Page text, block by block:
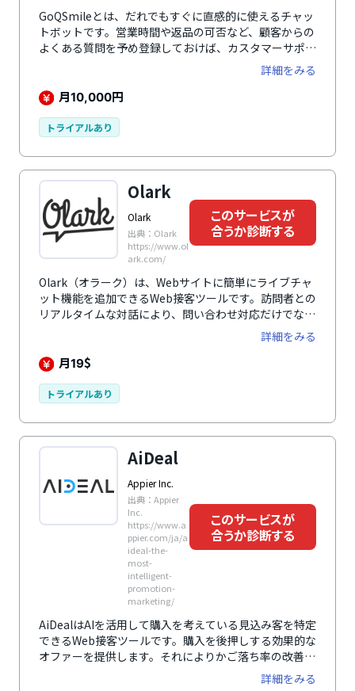
GoQSmileとは、だれでもすぐに直感的に使えるチャッ
トボットです。営業時間や返品の可否など、顧客からの
よくある質問を予め登録しておけば、カスタマーサポー
トが24時間365日可能になります。ECサイトに設置す
れば接客ツールとして活用できるのも特徴です。ユーザ
ーの好みなどをヒアリングしながらおすすめ商品を紹介
も対応しており、すぐに知りたい情報が見つかる社内マ
回答できなかった質問を確認して新たに回答を登録した
り、登録済みの回答を改善すればチャットボットを更に
賢くできます。そのほか類義語・単語登録機能や応答正
答率がわかるダッシュボードなど、便利な機能を多数搭
載しています。
詳細をみる
月10,000円
トライアルあり
Olark
Olark
出典：Olark
https://www.ol
ark.com/
このサービスが
合うか診断する
Olark（オラーク）は、Webサイトに簡単にライブチャ
ット機能を追加できるWeb接客ツールです。訪問者との
リアルタイムな対話により、問い合わせ対応だけでなく
営業支援や顧客エンゲージメントの向上にも活用できま
す。チャットウィジェットは自由にカスタマイズ可能
で、CRMやヘルプデスク、ECシステムとも連携可能。
ど、法的・技術的基準にも配慮されています。導入や運
トツールです。
詳細をみる
月19$
トライアルあり
AiDeal
Appier Inc.
出典：Appier
Inc.
https://www.a
ppier.com/ja/a
ideal-the-
most-
intelligent-
promotion-
marketing/
このサービスが
合うか診断する
AiDealはAIを活用して購入を考えている見込み客を特定
できるWeb接客ツールです。購入を後押しする効果的な
オファーを提供します。それによりかご落ち率の改善
詳細をみる